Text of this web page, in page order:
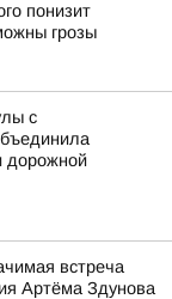
понизит
грозы
с
дорожной
встреча
Артёма Здунова